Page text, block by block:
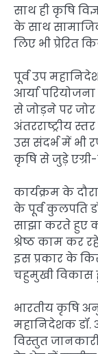
साथ ही कृषि
के साथ
लिए भी प्रेरित
पूर्व उप
आर्या
से जोड़ने पर जोर
अंतरराष्ट्रीय
उस संदर्भ में भी
कृषि से जुड़े
कार्यक्रम के
के पूर्व कुलपति
साझा करते हुए
श्रेष्ठ काम कर
इस प्रकार के
चहुमुखी विकास
भारतीय कृषि
महानिदेशक डॉ.
विस्तुत